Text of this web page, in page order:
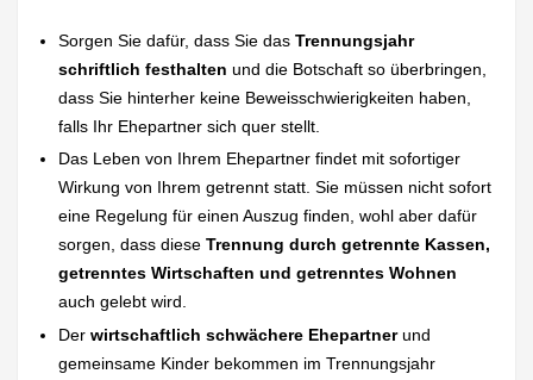
Sorgen Sie dafür, dass Sie dasTrennungsjahr
schriftlich festhalten und die Botschaft so überbringen,
dass Sie hinterher keine Beweisschwierigkeiten haben,
falls Ihr Ehepartner sich quer stellt.
Das Leben von Ihrem Ehepartner findet mit sofortiger
Wirkung von Ihrem getrennt statt. Sie müssen nicht sofort
eine Regelung für einen Auszug finden, wohl aber dafür
sorgen, dass dieseTrennung durch getrennte Kassen,
getrenntes Wirtschaften und getrenntes Wohnen
auch gelebt wird.
Derwirtschaftlich schwächere Ehepartnerund
gemeinsame Kinder bekommen im Trennungsjahr